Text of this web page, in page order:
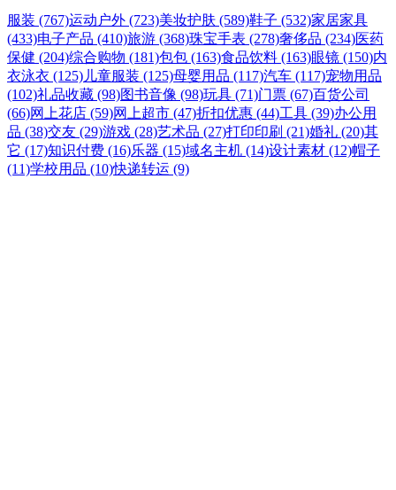
服装 (767)运动户外 (723)美妆护肤 (589)鞋子 (532)家居家具
(433)电子产品 (410)旅游 (368)珠宝手表 (278)奢侈品 (234)医药
保健 (204)综合购物 (181)包包 (163)食品饮料 (163)眼镜 (150)内
衣泳衣 (125) 儿童服装 (125)母婴用品 (117)汽车 (117)宠物用品
(102)礼品收藏 (98)图书音像 (98)玩具 (71)门票 (67)百货公司
(66)网上花店 (59)网上超市 (47)折扣优惠 (44)工具 (39)办公用
品 (38)交友 (29)游戏 (28)艺术品 (27)打印印刷 (21)婚礼 (20)其
它 (17)知识付费 (16)乐器 (15)域名主机 (14)设计素材 (12)帽子
(11)学校用品 (10)快递转运 (9)